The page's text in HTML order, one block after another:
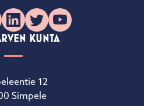
LinkedIn
X YouTube
KUNTA
12
Simpele